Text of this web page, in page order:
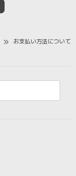
お支払い方法について